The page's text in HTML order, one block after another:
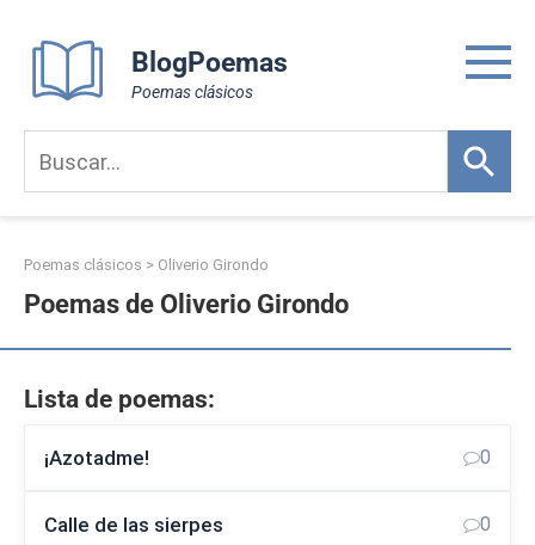
content
BlogPoemas
Poemas clásicos
Poemas clásicos > Oliverio Girondo
Poemas de Oliverio Girondo
Lista de poemas:
¡Azotadme! 0
Calle de las sierpes 0